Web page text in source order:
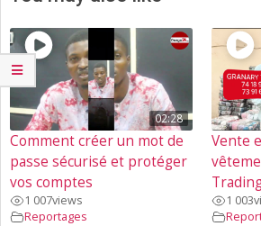
02:28
Comment créer un mot de
passe sécurisé et protéger
vos comptes
1 007views
Reportages
Vente
1 003